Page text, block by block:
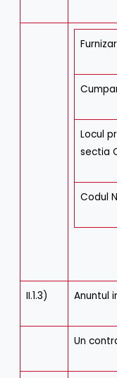
Locul
sectia
Codul
II.1.3) Anuntul
Un